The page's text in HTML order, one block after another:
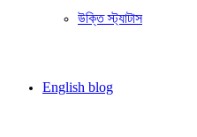
উক্তি স্ট্যাটাস
English blog